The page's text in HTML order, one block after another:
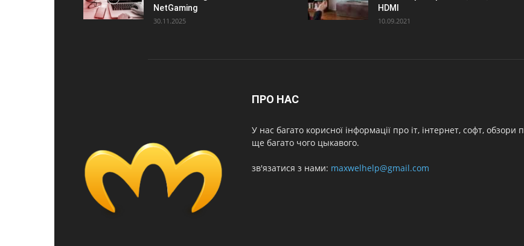
NetGaming
30.11.2025
HDMI
10.09.2021
ПРО НАС
У нас багато корисної інформації про іт, інтернет, софт,
ще багато чого цыкавого.
зв'язатися з нами: maxwelhelp@gmail.com